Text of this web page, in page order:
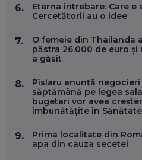
EP. 55
OLIVIU MATEI, HOLISUN:
WASHINGTON,
VERTICALE FĂRĂ
VALENTIN VANCEA,
PROCESE, DAR CE
EP. 53
6.
Eterna întrebare: Care e
Cercetătorii au o idee
7.
O femeie din Thailanda
păstra 26.000 de euro
a găsit
8.
Pîslaru anunță
săptămână pe legea
bugetari vor avea
îmbunătățite în
9.
Prima localitate din
apa din cauza secetei